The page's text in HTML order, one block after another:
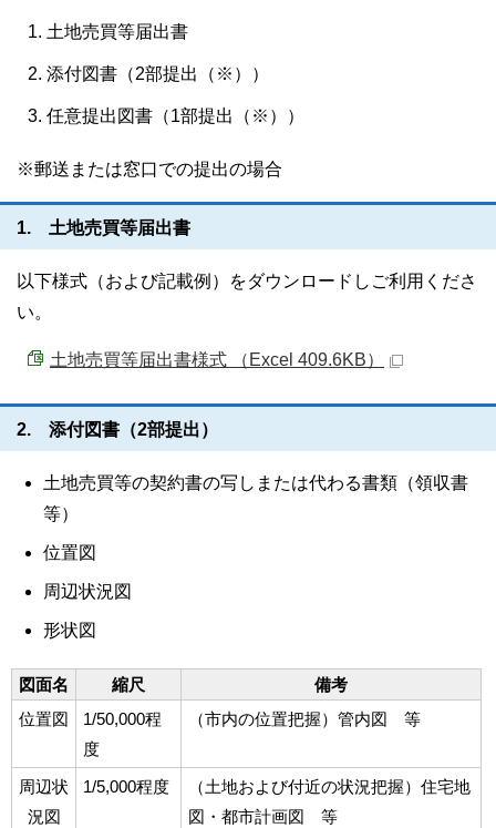
土地売買等届出書
添付図書（2部提出（※））
任意提出図書（1部提出（※））
※郵送または窓口での提出の場合
1. 土地売買等届出書
以下様式（および記載例）をダウンロードしご利用くださ
い。
土地売買等届出書様式 （Excel 409.6KB）
2. 添付図書（2部提出）
土地売買等の契約書の写しまたは代わる書類（領収書
等）
位置図
周辺状況図
形状図
図面名 縮尺
備考
位置図
1/50,000程
度
（市内の位置把握）管内図 等
周辺状
況図
1/5,000程度
（土地および付近の状況把握）住宅地
図・都市計画図 等